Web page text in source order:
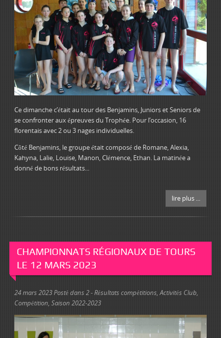
Ce dimanche c’était au tour des Benjamins, Juniors et Seniors de
se confronter aux épreuves du Trophée. Pour l’occasion, 16
florentais avec 2 ou 3 nages individuelles.
Côté Benjamins, le groupe était composé de Romane, Alexia,
Kahyna, Lalie, Louise, Manon, Clémence, Ethan. La matinée a
donné de bons résultats...
lire plus ...
CHAMPIONNATS RÉGIONAUX DE TOURS
LE 12 MARS 2023
24 mars 2023Posté dans 2 - Résultats compétitions,Activités Club,
Compétition, Saison 2022-2023